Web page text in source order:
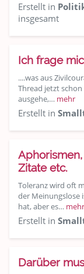
Erstellt in
insgesamt
Ich frage
....was aus
Thread jetzt
ausgehe,… mehr
Erstellt in
Aphorismen,
Zitate etc.
Toleranz wird oft
der Meinungslose
hat, aber es… mehr
Erstellt in
Darüber